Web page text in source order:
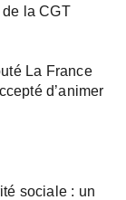
la CGT
La France
d’animer
sociale : un